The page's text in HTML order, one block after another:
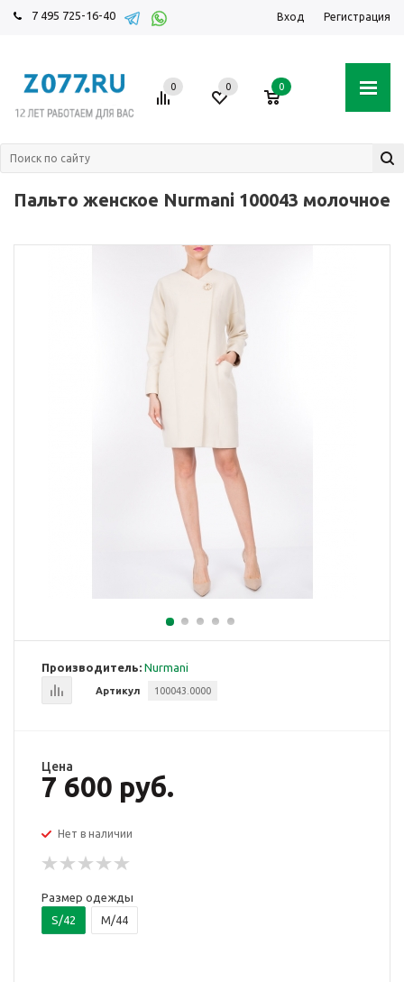
7 495 725-16-40 Вход Регистрация
0 0 0
Пальто женское Nurmani 100043 молочное
Производитель: Nurmani
Артикул 100043.0000
Цена
7 600 руб.
Нет в наличии
Размер одежды
S/42
M/44